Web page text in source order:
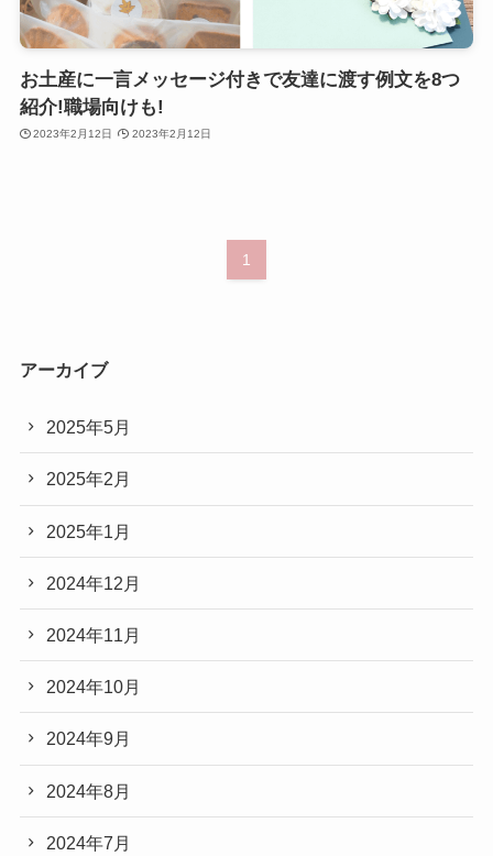
お土産に一言メッセージ付きで友達に渡す例文を8つ
紹介!職場向けも!
2023年2月12日 2023年2月12日
1
アーカイブ
2025年5月
2025年2月
2025年1月
2024年12月
2024年11月
2024年10月
2024年9月
2024年8月
2024年7月